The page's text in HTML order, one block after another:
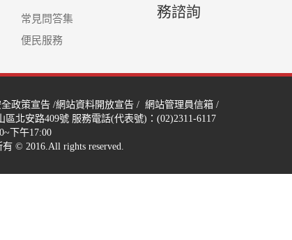
常見問答集
便民服務
務諮詢
政策宣告 /網站資料開放宣告 / 網站管理員信箱 /
區北安路409號 服務電話(代表號)：(02)2311-6117
下午17:00
© 2016.All rights reserved.